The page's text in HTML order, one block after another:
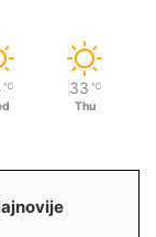
℃ 33 ℃
Thu